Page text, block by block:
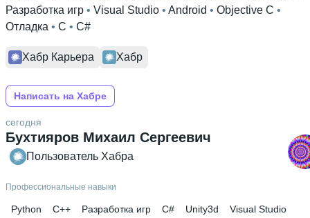
Разработка игр • Visual Studio • Android • Objective C
Отладка • C • C#
Хабр Карьера Хабр
Написать на Хабре
Бухтияров Михаил Сергеевич
сегодня
Пользователь Хабра
Профессиональные навыки
Python C++ Разработка игр C# Unity3d
Visual Studio